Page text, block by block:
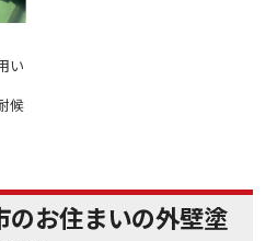
い
候
のお住まいの外壁塗